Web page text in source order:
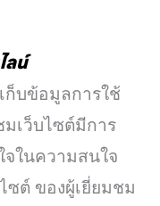
ลน์
ก็บข้อมูลการใช้
มเว็บไซต์มีการ
จในความสนใจ
ซต์ ของผู้เยี่ยมชม